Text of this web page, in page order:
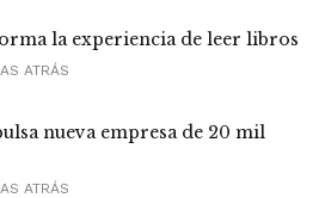
la experiencia de leer libros
ATRÁS
nueva empresa de 20 mil
ATRÁS